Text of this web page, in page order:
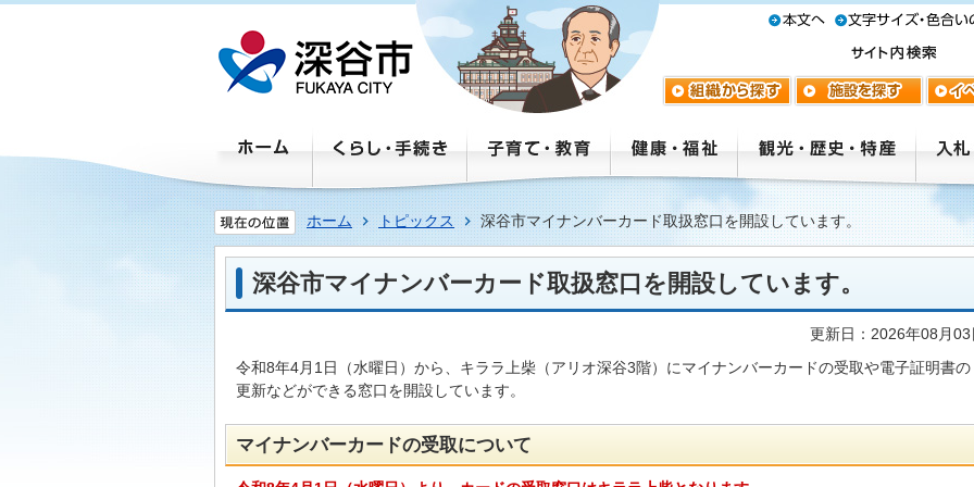
ホーム トピックス 深谷市マイナンバーカード取扱窓口を開設しています。
深谷市マイナンバーカード取扱窓口を開設しています。
更新日：2026年08月03
令和8年4月1日（水曜日）から、キララ上柴（アリオ深谷3階）にマイナンバーカードの受取や電子証明書の
更新などができる窓口を開設しています。
マイナンバーカードの受取について